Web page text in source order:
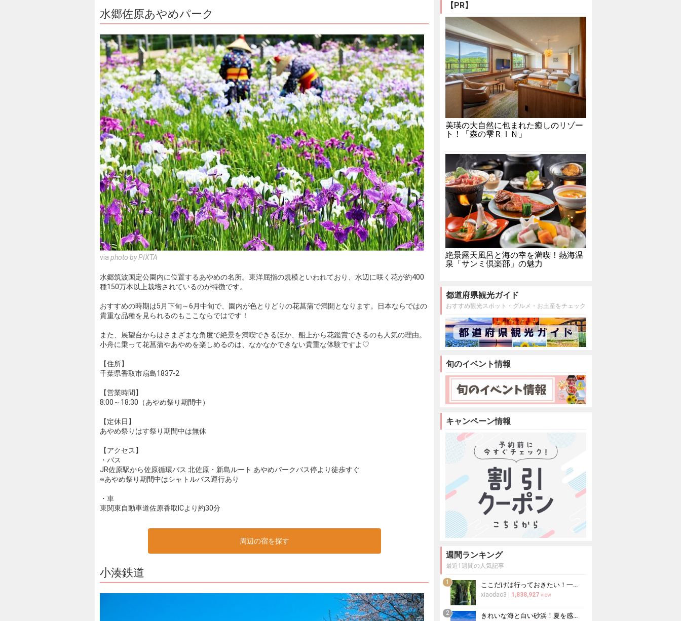
水郷佐原あやめパーク
via photo by PIXTA
水郷筑波国定公園内に位置するあやめの名所。東洋屈指の規模といわれており、水辺に咲く花が約400
種150万本以上栽培されているのが特徴です。
おすすめの時期は5月下旬～6月中旬で、園内が色とりどりの花菖蒲で満開となります。日本ならではの
貴重な品種を見られるのもここならではです！
また、展望台からはさまざまな角度で絶景を満喫できるほか、船上から花鑑賞できるのも人気の理由。
小舟に乗って花菖蒲やあやめを楽しめるのは、なかなかできない貴重な体験ですよ♡
【住所】
千葉県香取市扇島1837-2
【営業時間】
8:00～18:30（あやめ祭り期間中）
【定休日】
あやめ祭りはす祭り期間中は無休
【アクセス】
・バス
JR佐原駅から佐原循環バス 北佐原・新島ルート あやめパークバス停より徒歩すぐ
※あやめ祭り期間中はシャトルバス運行あり
・車
東関東自動車道佐原香取ICより約30分
周辺の宿を探す
小湊鉄道
【PR】
美瑛の大自然に包まれた癒しのリゾー
ト！「森の雫ＲＩＮ」
絶景露天風呂と海の幸を満喫！熱海温
泉「サンミ倶楽部」の魅力
都道府県観光ガイド
おすすめ観光スポット・グルメ・お土産をチェック
旬のイベント情報
キャンペーン情報
週間ランキング
最近1週間の人気記事
1 ここだけは行っておきたい！一度は見る価値がある日本の絶景20選
xiaodao3 1,838,927 view
2 きれいな海と白い砂浜！夏を感じる日本全国の絶景ビーチ20選